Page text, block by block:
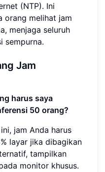
(NTP). Ini
orang melihat jam
menjaga seluruh
sempurna.
Jam
harus saya
50 orang?
jam Anda harus
layar jika dibagikan
tampilkan
monitor khusus.